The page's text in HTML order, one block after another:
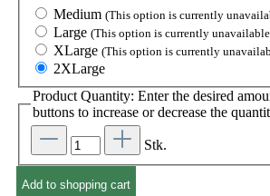
Medium (This option is currently
Large (This option is currently
XLarge (This option is currently
2XLarge
Product Quantity: Enter the desired
buttons to increase or decrease the
Stk.
Add to shopping cart